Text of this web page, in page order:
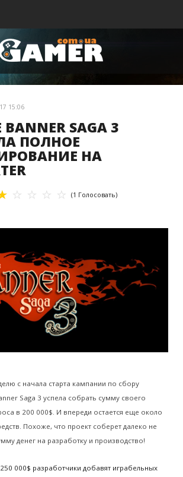
15:06
SAGA 3
ПОЛНОЕ
НА
(1 Голосовать)
с начала старта кампании по сбору
Saga 3 успела собрать сумму своего
в 200 000$. И впереди остается еще около
Похоже, что проект соберет далеко не
денег на разработку и производство!
000$ разработчики добавят играбельных